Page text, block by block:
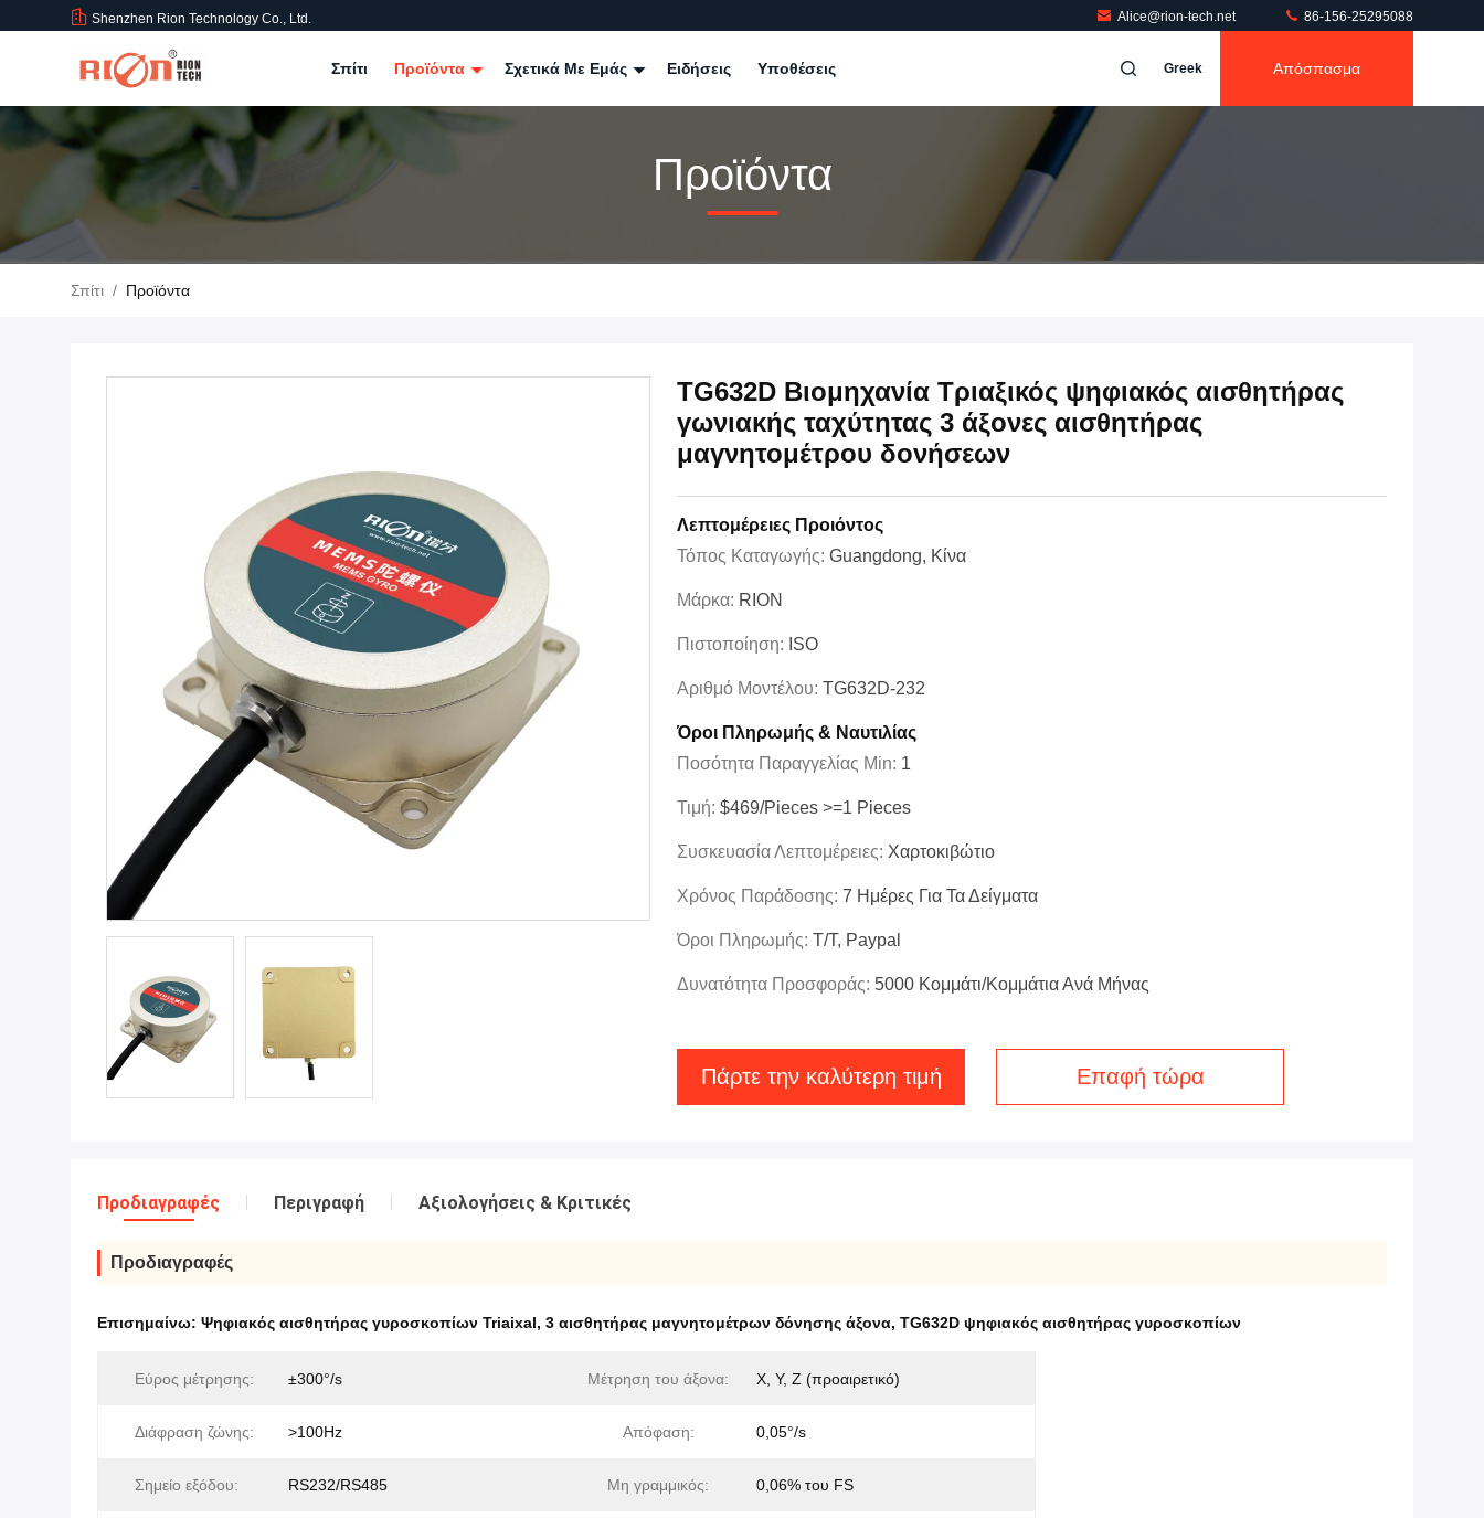
Shenzhen Rion Technology Co., Ltd. Alice@rion-tech.net 86-156-25295088
Σπίτι Προϊόντα Σχετικά Με Εμάς Ειδήσεις Υποθέσεις Greek Απόσπασμα
Προϊόντα
Σπίτι / Προϊόντα
TG632D Βιομηχανία Τριαξικός ψηφιακός αισθητήρας
γωνιακής ταχύτητας 3 άξονες αισθητήρας
μαγνητομέτρου δονήσεων
Λεπτομέρειες Προιόντος
Τόπος Καταγωγής: Guangdong, Κίνα
Μάρκα: RION
Πιστοποίηση: ISO
Αριθμό Μοντέλου: TG632D-232
Όροι Πληρωμής & Ναυτιλίας
Ποσότητα Παραγγελίας Min: 1
Τιμή: $469/Pieces >=1 Pieces
Συσκευασία Λεπτομέρειες: Χαρτοκιβώτιο
Χρόνος Παράδοσης: 7 Ημέρες Για Τα Δείγματα
Όροι Πληρωμής: T/T, Paypal
Δυνατότητα Προσφοράς: 5000 Κομμάτι/κομμάτια Ανά Μήνας
Πάρτε την καλύτερη τιμή Επαφή τώρα
Προδιαγραφές Περιγραφή Αξιολογήσεις & Κριτικές
Προδιαγραφές
Επισημαίνω: Ψηφιακός αισθητήρας γυροσκοπίων Triaixal, 3 αισθητήρας μαγνητομέτρων δόνησης άξονα, TG632D ψηφιακός αισθητήρας γυροσκοπίων
Εύρος μέτρησης: ±300°/s Μέτρηση του άξονα: X, Y, Z (προαιρετικό)
Διάφραση ζώνης: >100Hz Απόφαση: 0,05°/s
Σημείο εξόδου: RS232/RS485 Μη γραμμικός: 0,06% του FS